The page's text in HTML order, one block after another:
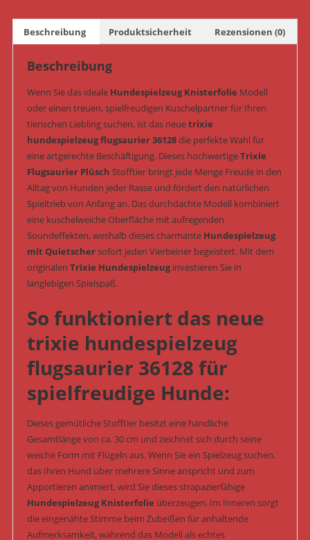
Nr.
36128)
Beschreibung Produktsicherheit Rezensionen (0)
Beschreibung
Wenn Sie das ideale Hundespielzeug Knisterfolie Modell
oder einen treuen, spielfreudigen Kuschelpartner für Ihren
tierischen Liebling suchen, ist das neuetrixie
hundespielzeug flugsaurier 36128die perfekte Wahl für
eine artgerechte Beschäftigung. Dieses hochwertigeTrixie
Flugsaurier Plüsch Stofftier bringt jede Menge Freude in den
Alltag von Hunden jeder Rasse und fördert den natürlichen
Spieltrieb von Anfang an. Das durchdachte Modell kombiniert
eine kuschelweiche Oberfläche mit aufregenden
Soundeffekten, weshalb dieses charmante Hundespielzeug
mit Quietschersofort jeden Vierbeiner begeistert. Mit dem
originalen Trixie Hundespielzeuginvestieren Sie in
langlebigen Spielspaß.
So funktioniert das neue
trixie hundespielzeug
flugsaurier 36128 für
spielfreudige Hunde:
Dieses gemütliche Stofftier besitzt eine handliche
Gesamtlänge von ca. 30 cm und zeichnet sich durch seine
weiche Form mit Flügeln aus. Wenn Sie ein Spielzeug suchen,
das Ihren Hund über mehrere Sinne anspricht und zum
Apportieren animiert, wird Sie dieses strapazierfähige
Hundespielzeug Knisterfolie überzeugen. Im Inneren sorgt
die eingenähte Stimme beim Zubeißen für anhaltende
Aufmerksamkeit, während das Modell als echtes